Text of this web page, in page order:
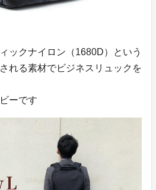
クナイロン（1680D）
という
れる素材でビジネスリュックを
ーです